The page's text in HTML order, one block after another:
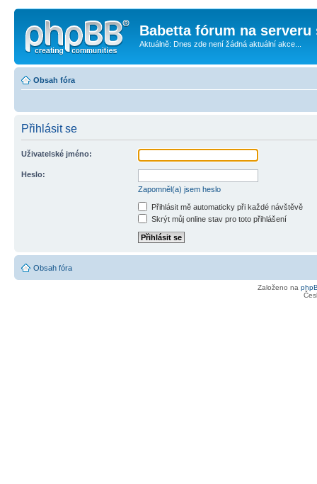
Babetta fórum na serveru
Aktuálně: Dnes zde není žádná aktuální akce...
Obsah fóra
Přihlásit se
Uživatelské jméno:
Heslo:
Zapomněl(a) jsem heslo
Přihlásit mě automaticky při každé návštěvě
Skrýt můj online stav pro toto přihlášení
Obsah fóra
Založeno na